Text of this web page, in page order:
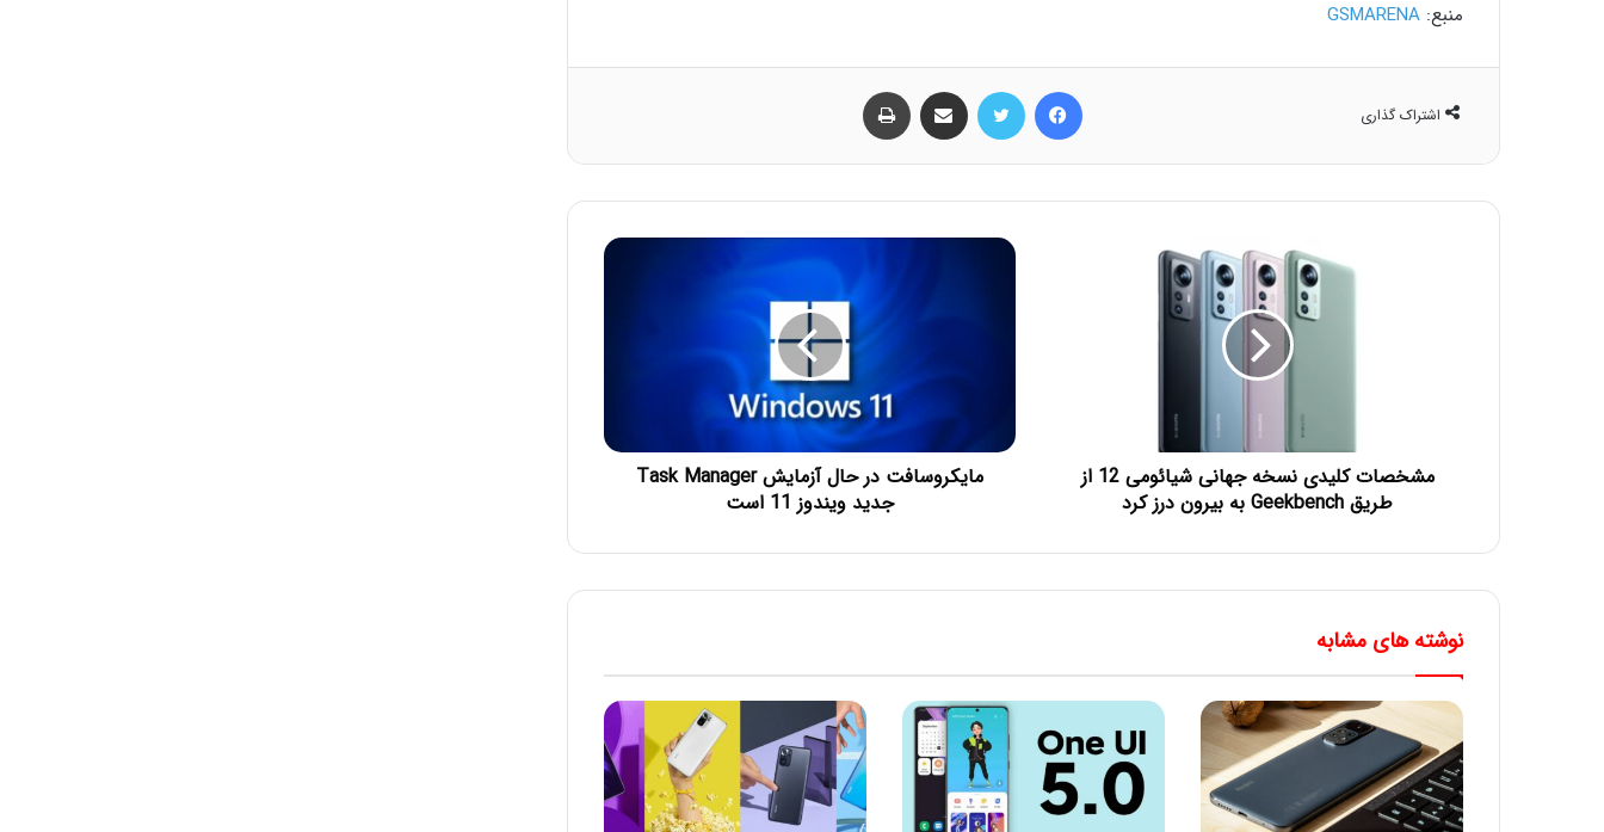
منبع: GSMARENA
اشتراک گذاری
مشخصات کلیدی نسخه جهانی شیائومی 12 از
طریق Geekbench به بیرون درز کرد
مایکروسافت در حال آزمایش Task Manager
جدید ویندوز 11 است
نوشته های مشابه